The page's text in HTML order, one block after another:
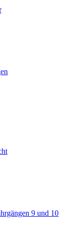
9 und 10